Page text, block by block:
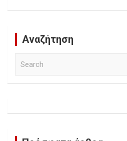
Αναζήτηση
h